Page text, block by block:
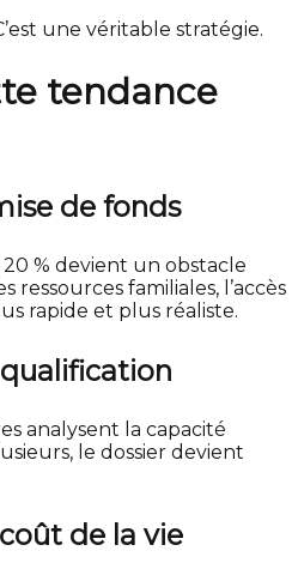
une véritable stratégie.
tendance
de fonds
% devient un obstacle
ressources familiales, l’accès
rapide et plus réaliste.
qualification
analysent la capacité
le dossier devient
de la vie